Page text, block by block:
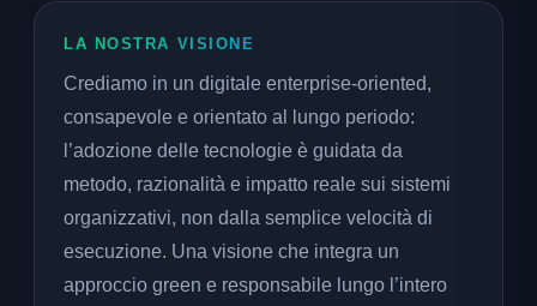
LA NOSTRA VISIONE
Crediamo in un digitale enterprise-oriented,
consapevole e orientato al lungo periodo:
l’adozione delle tecnologie è guidata da
metodo, razionalità e impatto reale sui sistemi
organizzativi, non dalla semplice velocità di
esecuzione. Una visione che integra un
approccio green e responsabile lungo l’intero